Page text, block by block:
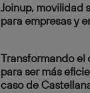
Joinup, movilidad
para empresas y
Transformando el
para ser más
caso de